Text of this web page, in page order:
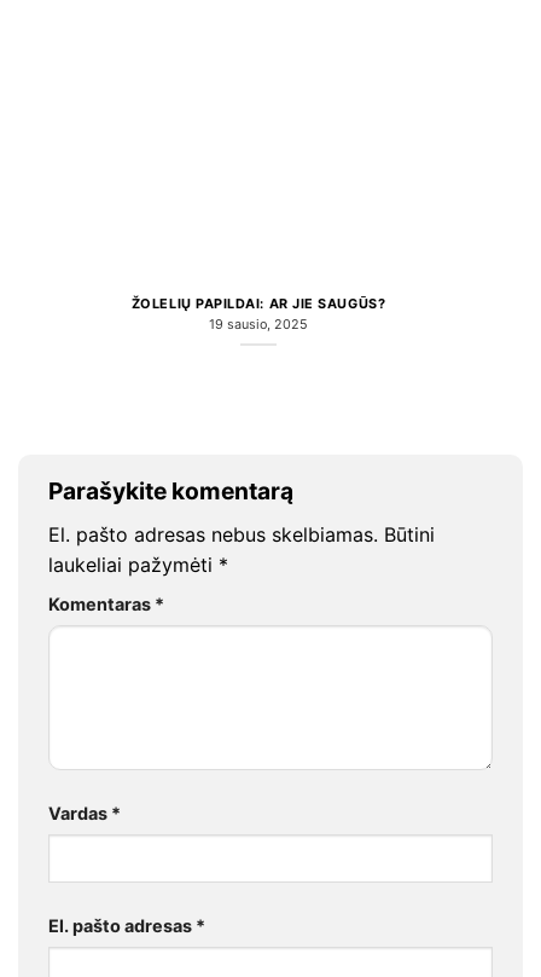
ŽOLELIŲ PAPILDAI: AR JIE SAUGŪS?
19 sausio, 2025
Parašykite komentarą
El. pašto adresas nebus skelbiamas. Būtini
laukeliai pažymėti *
Komentaras *
Vardas *
El. pašto adresas *